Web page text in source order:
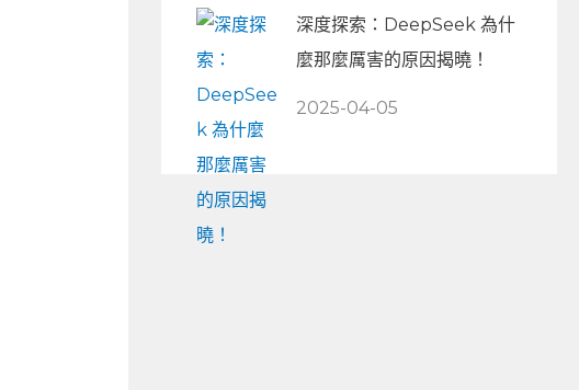
深度探索：DeepSeek 為什
麼那麼厲害的原因揭曉！
2025-04-05